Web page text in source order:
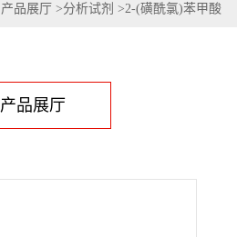
产品展厅 >分析试剂 >2-(磺酰氯)苯甲酸
产品展厅